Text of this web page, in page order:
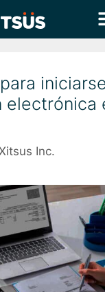
electrónica
Inc.